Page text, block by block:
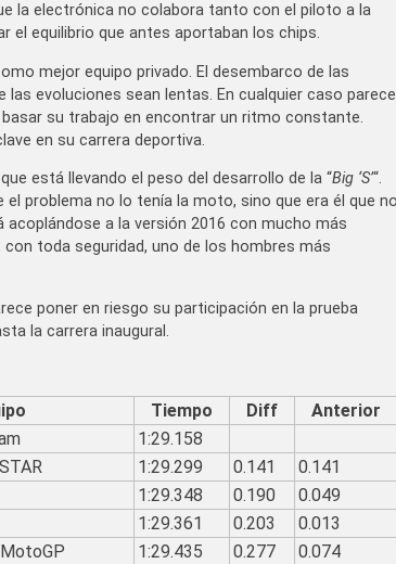
la electrónica no colabora tanto con el piloto a la
el equilibrio que antes aportaban los chips.
mejor equipo privado. El desembarco de las
las evoluciones sean lentas. En cualquier caso parece
su trabajo en encontrar un ritmo constante.
en su carrera deportiva.
está llevando el peso del desarrollo de la “Big ‘S’“.
problema no lo tenía la moto, sino que era él que
a la versión 2016 con mucho más
toda seguridad, uno de los hombres más
poner en riesgo su participación en la prueba
la carrera inaugural.
Tiempo Diff
Anterior
1:29.158
1:29.299 0.141
0.141
1:29.348 0.190
0.049
1:29.361 0.203
0.013
1:29.435 0.277
0.074